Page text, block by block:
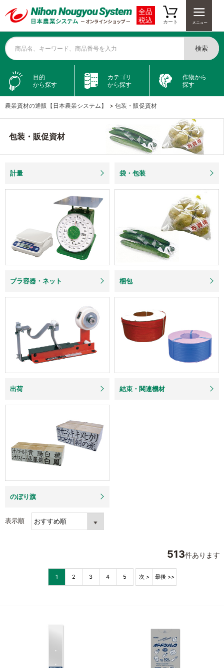
全品
税込
カート
商品名、キーワード、商品番号を入力 検索
目的
から探す
カテゴリ
から探す
作物から
探す
農業資材の通販【日本農業システム】 > 包装・販促資材
包装・販促資材
計量 袋・包装
プラ容器・ネット 梱包
出荷 結束・関連機材
のぼり旗
表示順
513件あります
1 2 3 4 5 次 > 最後 >>